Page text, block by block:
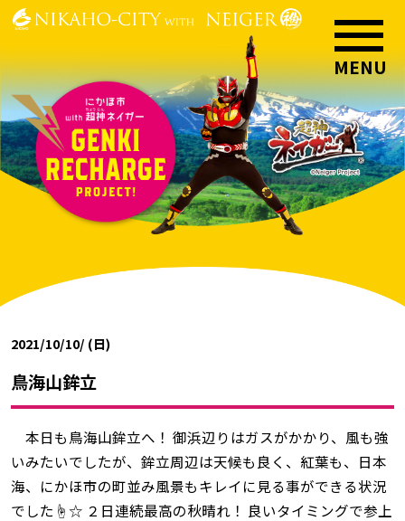
2021/10/10/ (日)
鳥海山鉾立
本日も鳥海山鉾立へ！ 御浜辺りはガスがかかり、風も強
いみたいでしたが、鉾立周辺は天候も良く、紅葉も、日本
海、にかほ市の町並み風景もキレイに見る事ができる状況
でした☝☆ ２日連続最高の秋晴れ！ 良いタイミングで参上